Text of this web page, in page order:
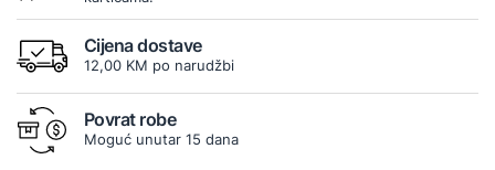
Cijena dostave
12,00 KM po narudžbi
Povrat robe
Moguć unutar 15 dana